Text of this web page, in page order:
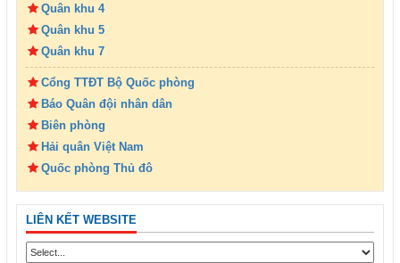
Quân khu 4
Quân khu 5
Quân khu 7
Cổng TTĐT Bộ Quốc phòng
Báo Quân đội nhân dân
Biên phòng
Hải quân Việt Nam
Quốc phòng Thủ đô
LIÊN KẾT WEBSITE